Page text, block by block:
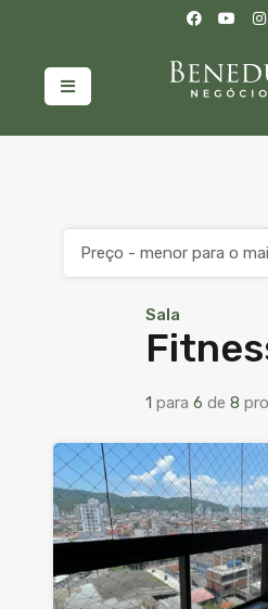
Sala
1 para 6 de 8
Preço - menor para o